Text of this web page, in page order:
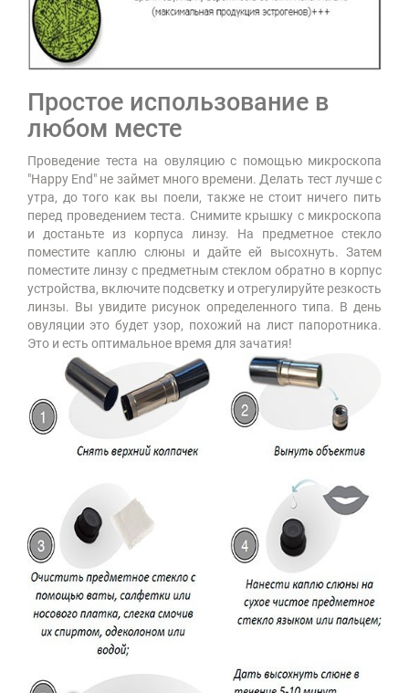
Простое использование в
любом месте
Проведение теста на овуляцию с помощью микроскопа
"Happy End" не займет много времени. Делать тест лучше с
утра, до того как вы поели, также не стоит ничего пить
перед проведением теста. Снимите крышку с микроскопа
и достаньте из корпуса линзу. На предметное стекло
поместите каплю слюны и дайте ей высохнуть. Затем
поместите линзу с предметным стеклом обратно в корпус
устройства, включите подсветку и отрегулируйте резкость
линзы. Вы увидите рисунок определенного типа. В день
овуляции это будет узор, похожий на лист папоротника.
Это и есть оптимальное время для зачатия!